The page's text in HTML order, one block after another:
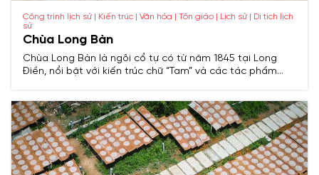
Công trình lịch sử | Kiến trúc | Văn hóa | Tôn giáo | Lịch sử | Di tích lịch
sử
Chùa Long Bàn
Chùa Long Bàn là ngôi cổ tự có từ năm 1845 tại Long
Điền, nổi bật với kiến trúc chữ “Tam” và các tác phẩm